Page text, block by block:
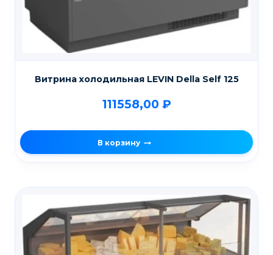
Витрина холодильная LEVIN Della Self 125
111558,00 ₽
В корзину